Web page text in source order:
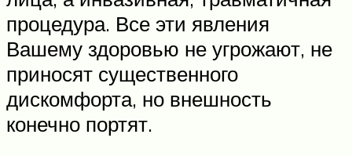
процедура. Все эти явления
Вашему здоровью не угрожают, не
приносят существенного
дискомфорта, но внешность
конечно портят.